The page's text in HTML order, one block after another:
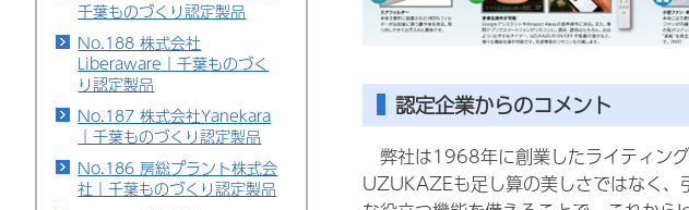
千葉ものづくり認定製品
No.188 株式会社
Liberaware｜千葉ものづく
り認定製品
No.187 株式会社Yanekara
｜千葉ものづくり認定製品
No.186 房総プラント株式会
社｜千葉ものづくり認定製品
認定企業からのコメント
弊社は1968年に創業したライティン
UZUKAZEも足し算の美しさではなく、